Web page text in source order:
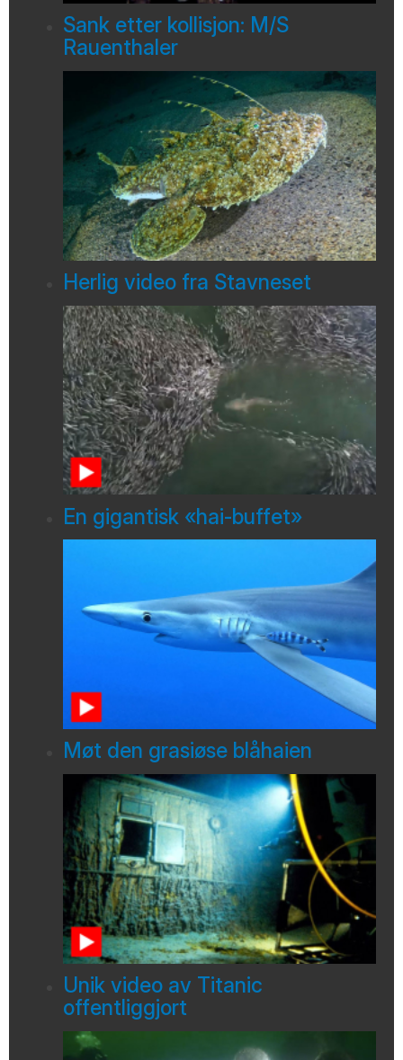
Sank etter kollisjon: M/S
Rauenthaler
Herlig video fra Stavneset
En gigantisk «hai-buffet»
Møt den grasiøse blåhaien
Unik video av Titanic
offentliggjort